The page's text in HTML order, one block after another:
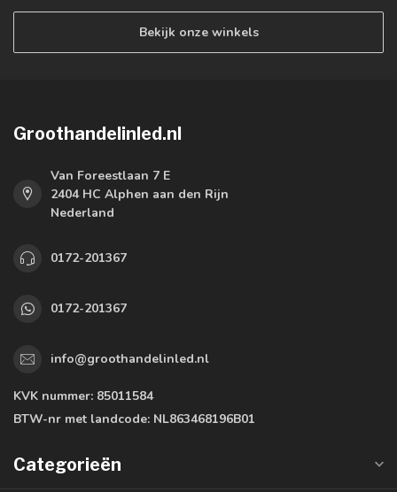
Bekijk onze winkels
Groothandelinled.nl
Van Foreestlaan 7 E
2404 HC Alphen aan den Rijn
Nederland
0172-201367
0172-201367
info@groothandelinled.nl
KVK nummer: 85011584
BTW-nr met landcode: NL863468196B01
Categorieën